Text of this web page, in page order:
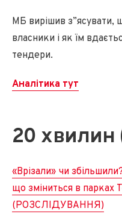
МБ вирішив з”ясувати,
власники і як їм
тендери.
Аналітика тут
20 хвилин
«Врізали» чи
що зміниться в парках
(РОЗСЛІДУВАННЯ)